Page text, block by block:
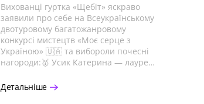
Вихованці гуртка «Щебіт» яскраво
заявили про себе на Всеукраїнському
двотуровому багатожанровому
конкурсі мистецтв «Моє серце з
Україною» 🇺🇦 та вибороли почесні
нагороди:🥇 Усик Катерина — лауре…
Детальніше